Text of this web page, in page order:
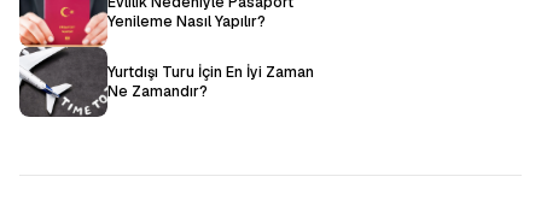
Yenileme Nasıl Yapılır?
Yurtdışı Turu İçin En İyi Zaman
Ne Zamandır?